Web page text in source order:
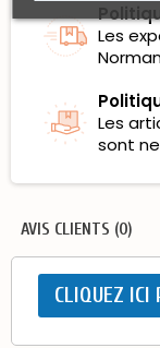
Les
Les
sont
AVIS CLIENTS (0)
CLIQUEZ ICI